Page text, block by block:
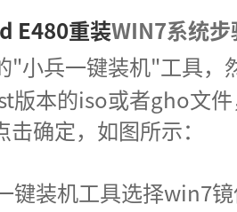
E480重装WIN7系统步
"小兵一键装机"工具，
版本的iso或者gho文件
击确定，如图所示：